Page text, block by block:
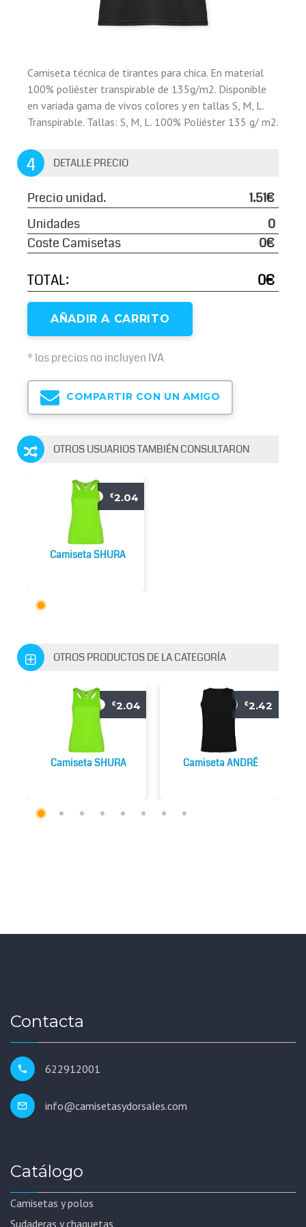
Camiseta técnica de tirantes para chica. En material
100% poliéster transpirable de 135g/m2. Disponible
en variada gama de vivos colores y en tallas S, M, L.
Transpirable. Tallas: S, M, L. 100% Poliéster 135 g/ m2.
4 DETALLE PRECIO
Precio unidad.
1.51€
Unidades
0
Coste Camisetas
0€
TOTAL: 0€
AÑADIR A CARRITO
* los precios no incluyen IVA
COMPARTIR CON UN AMIGO
OTROS USUARIOS TAMBIÉN CONSULTARON
€2.04
Camiseta SHURA
OTROS PRODUCTOS DE LA CATEGORÍA
€2.04
Camiseta SHURA
€2.42
Camiseta ANDRÉ
Contacta
622912001
info@camisetasydorsales.com
Catálogo
Camisetas y polos
Sudaderas y chaquetas